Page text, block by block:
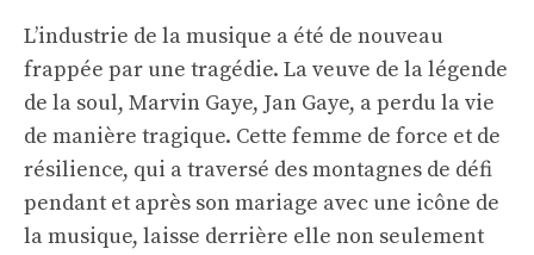
L’industrie de la musique a été de nouveau
frappée par une tragédie. La veuve de la légende
de la soul, Marvin Gaye, Jan Gaye, a perdu la vie
de manière tragique. Cette femme de force et de
résilience, qui a traversé des montagnes de défi
pendant et après son mariage avec une icône de
la musique, laisse derrière elle non seulement